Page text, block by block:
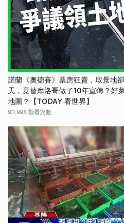
諾蘭《奧德賽》票房狂賣，取景地
天，竟替摩洛哥做了10年宣傳？好
地圖？【TODAY 看世界】
90,998 觀看次數